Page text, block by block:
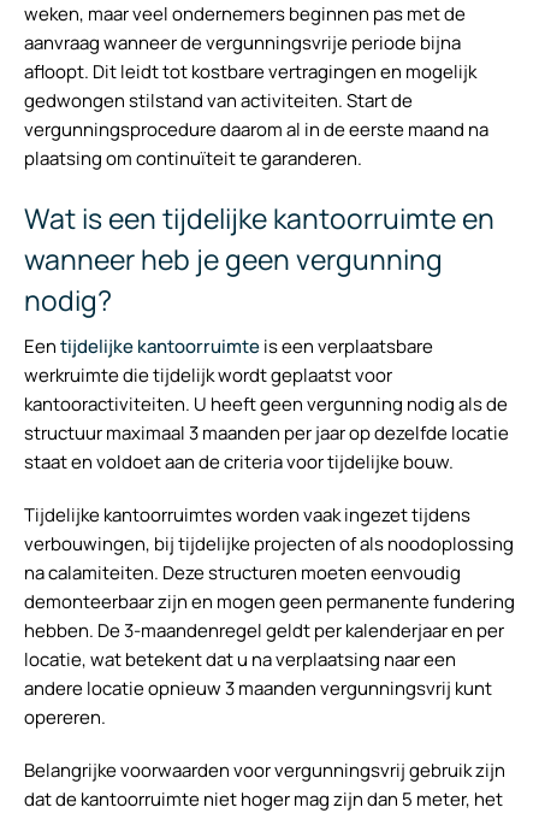
weken, maar veel ondernemers beginnen pas met de
aanvraag wanneer de vergunningsvrije periode bijna
afloopt. Dit leidt tot kostbare vertragingen en mogelijk
gedwongen stilstand van activiteiten. Start de
vergunningsprocedure daarom al in de eerste maand na
plaatsing om continuïteit te garanderen.
Wat is een tijdelijke kantoorruimte en
wanneer heb je geen vergunning
nodig?
Eentijdelijke kantoorruimteis een verplaatsbare
werkruimte die tijdelijk wordt geplaatst voor
kantooractiviteiten. U heeft geen vergunning nodig als de
structuur maximaal 3 maanden per jaar op dezelfde locatie
staat en voldoet aan de criteria voor tijdelijke bouw.
Tijdelijke kantoorruimtes worden vaak ingezet tijdens
verbouwingen, bij tijdelijke projecten of als noodoplossing
na calamiteiten. Deze structuren moeten eenvoudig
demonteerbaar zijn en mogen geen permanente fundering
hebben. De 3-maandenregel geldt per kalenderjaar en per
locatie, wat betekent dat u na verplaatsing naar een
andere locatie opnieuw 3 maanden vergunningsvrij kunt
opereren.
Belangrijke voorwaarden voor vergunningsvrij gebruik zijn
dat de kantoorruimte niet hoger mag zijn dan 5 meter, het